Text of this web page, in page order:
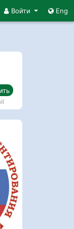
Войти Eng